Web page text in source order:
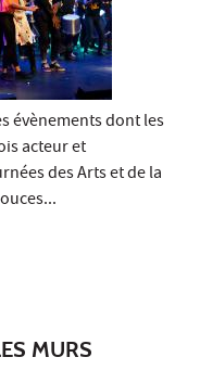
évènements dont les
acteur et
des Arts et de la
MURS